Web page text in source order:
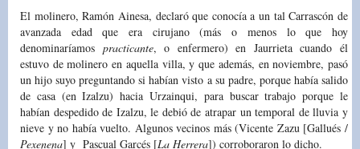
El molinero, Ramón Ainesa, declaró que conocía a un tal Carrascón de
avanzada edad que era cirujano (más o menos lo que hoy
denominaríamos practicante, o enfermero) en Jaurrieta cuando él
estuvo de molinero en aquella villa, y que además, en noviembre, pasó
un hijo suyo preguntando si habían visto a su padre, porque había salido
de casa (en Izalzu) hacia Urzainqui, para buscar trabajo porque le
habían despedido de Izalzu, le debió de atrapar un temporal de lluvia y
nieve y no había vuelto. Algunos vecinos más (Vicente Zazu [Gallués /
Pexenena] y Pascual Garcés [La Herrera]) corroboraron lo dicho.